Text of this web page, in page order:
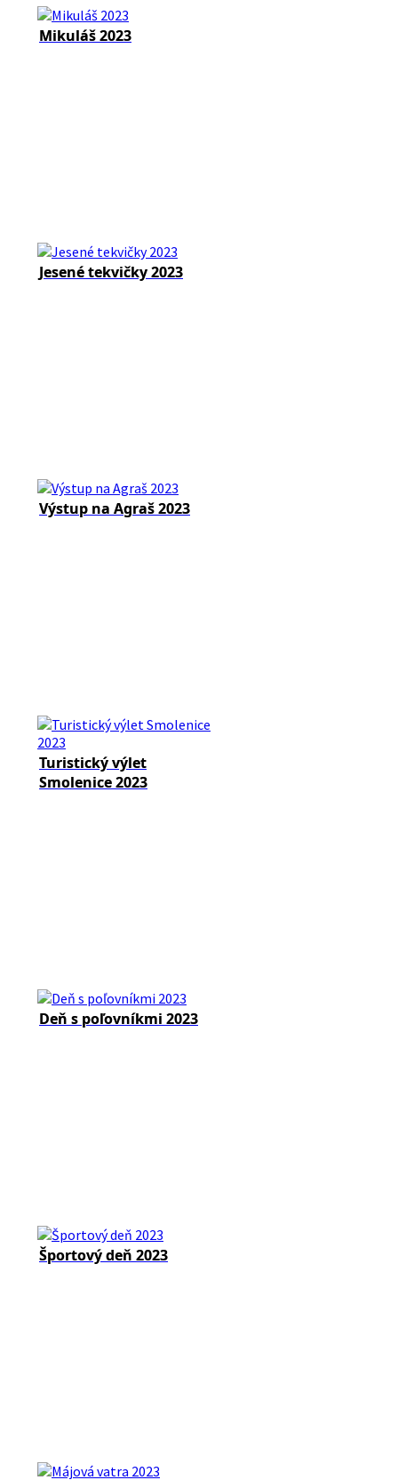
Mikuláš 2023
Jesené tekvičky 2023
Výstup na Agraš 2023
Turistický výlet
Smolenice 2023
Deň s poľovníkmi 2023
Športový deň 2023